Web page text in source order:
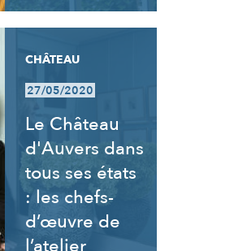
CHÂTEAU
27/05/2020
Le Château
d'Auvers dans
tous ses états
: les chefs-
d’œuvre de
l’atelier